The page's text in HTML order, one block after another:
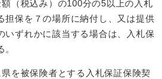
（税込み）の100分の5以上の入札
担保を７の場所に納付し、又は提供
いずれかに該当する場合は、入札保
を被保険者とする入札保証保険契